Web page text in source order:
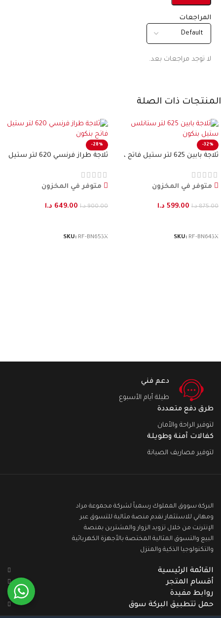
المراجعات
لا توجد مراجعات بعد.
المنتجات ذات الصلة
-32%
ثلاجة بابين 625 لتر ستيل فاتح ،
متوفر في المخزون
875.00 د.ا 599.00 د.ا
SKU: RF-BN643X
-28%
ثلاجة طراز فرنسي 620 لتر ستيل
متوفر في المخزون
900.00 د.ا 649.00 د.ا
SKU: RF-BN653X
دعم فني
طيلة أيام الأسبوع
طرق دفع متعددة
لتوفير الراحة والأمان
كفالات آمنة وطويلة
لتوفير مصاريف الصيانة
البركة سووق المملوك رسمياً لشركة مجموعة مراد
ومهاني للاستثمار نقدم منصة مثالية للتسوق عبر
الإنترنت من خلال تزويد الزوار والمشترين بمنصة
البيع والتسوق المثالية المختصة بالأجهزة الكهربائية
والتكنولوجيا الذكية والمنزل
القائمة الرئيسية
أقسام المتجر
روابط مفيدة
حمل تتطبيق البركة سوق